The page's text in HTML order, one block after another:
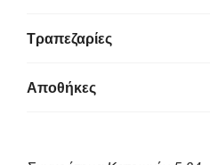
Τραπεζαρίες
Αποθήκες